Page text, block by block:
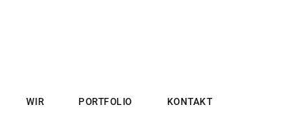
WIR PORTFOLIO KONTAKT